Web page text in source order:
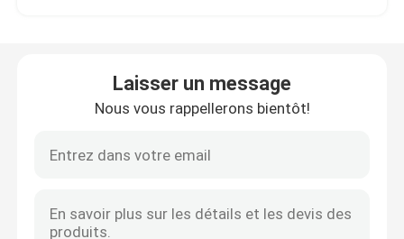
Bouteilles en verre d'huile essentielle
bouteilles en verre de boisson
Biberons de bébé de verre
Laisser un message
Nous vous rappellerons bientôt!